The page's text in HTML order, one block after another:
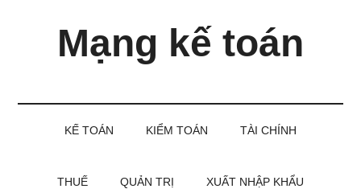
Mạng kế toán
KẾ TOÁN KIỂM TOÁN TÀI CHÍNH
THUẾ QUẢN TRỊ XUẤT NHẬP KHẨU